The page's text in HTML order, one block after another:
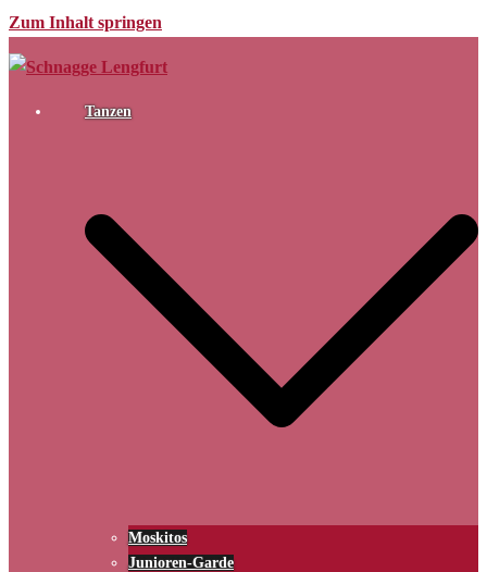
Zum Inhalt springen
Tanzen
Moskitos
Junioren-Garde